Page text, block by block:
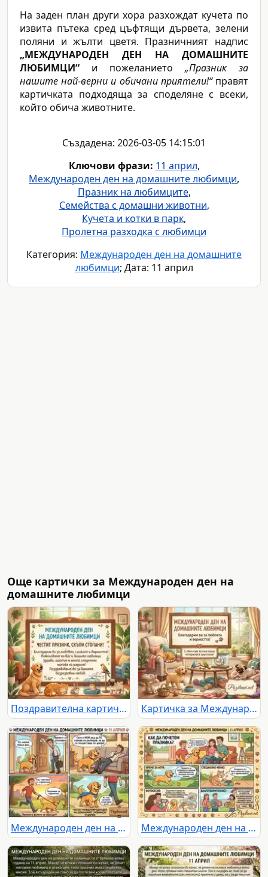
На заден план други хора разхождат кучета по
извита пътека сред цъфтящи дървета, зелени
поляни и жълти цветя. Празничният надпис
„МЕЖДУНАРОДЕН ДЕН НА ДОМАШНИТЕ
ЛЮБИМЦИ“ и пожеланието „Празник за
нашите най-верни и обичани приятели!“правят
картичката подходяща за споделяне с всеки,
който обича животните.
Създадена: 2026-03-05 14:15:01
Ключови фрази: 11 април,
Международен ден на домашните любимци,
Празник на любимците,
Семейства с домашни животни,
Кучета и котки в парк,
Пролетна разходка с любимци
Категория: Международен ден на домашните
любимци; Дата: 11 април
Още картички за Международен ден на
домашните любимци
Поздравителна картичка за любимци Картичка за Международен ден на домашните любимци
Международен ден на домашните любимци: Кучето е супергерой, който развеселява своя уморен стопанин. Международен ден на домашните любимци: Идеи за празнуване на 11 април – игра, лакомства, снимки и благотворителност.